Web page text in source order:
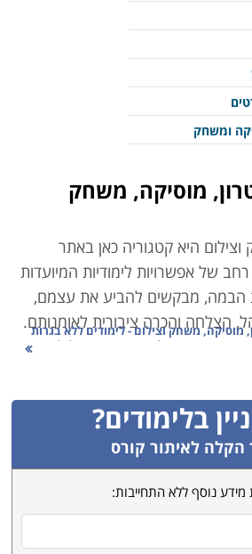
ומשחק
מוסיקה, משחק
וצילום היא קטגוריה כאן באתר
רחב של אפשרויות לימודיות המיועדות
הבמה, מבקשים להביע את עצמם,
הצלחה והכרה ציבורית לאומנותם.
שפע של הכשרות ומסלולי
הבידור. הקטגוריה מחולקת
על פי המפתח הבא:
יוכל לנצל את התועלות הנרכשות
זו, בין אם ברצונו להפוך לצלם
ברמה הגבוהה ביותר, ובין אם
מוסיקה, משחק וצילום - לימודים ללא בגרות
בלימודים?
הקלה לאיתור קורס
נוסף ללא התחייבות: